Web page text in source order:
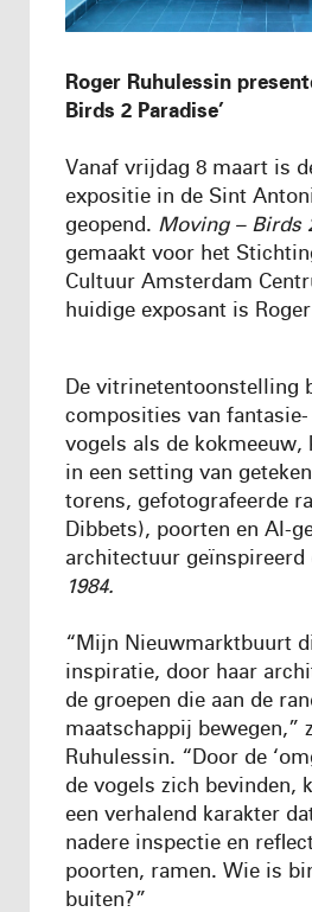
Roger Ruhulessin
Birds 2 Paradise’
Vanaf vrijdag 8 maart is
expositie in de Sint
geopend. Moving – Birds
gemaakt voor het
Cultuur Amsterdam
huidige exposant is
De vitrinetentoonstelling
composities van
vogels als de kokmeeuw,
in een setting van
torens, gefotografeerde
Dibbets), poorten en AI-
architectuur geïnspireerd
1984.
“Mijn Nieuwmarktbuurt
inspiratie, door haar
de groepen die aan de
maatschappij bewegen,”
Ruhulessin. “Door de
de vogels zich bevinden,
een verhalend karakter
nadere inspectie en
poorten, ramen. Wie is
buiten?”